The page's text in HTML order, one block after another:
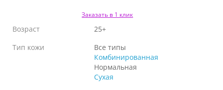
Заказать в 1 клик
Возраст
25+
Тип кожи
Все типы
Комбинированная
Нормальная
Сухая